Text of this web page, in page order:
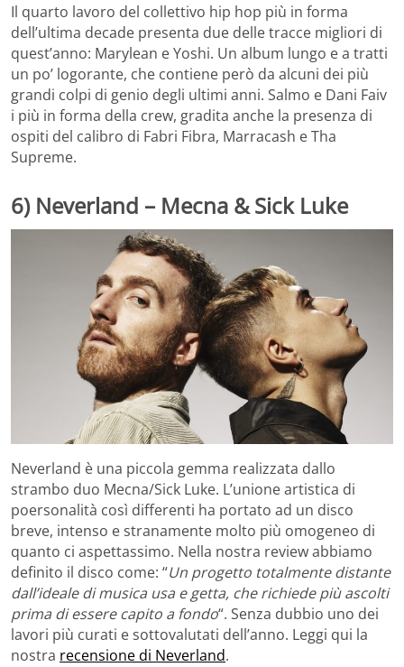
Il quarto lavoro del collettivo hip hop più in forma
dell’ultima decade presenta due delle tracce migliori di
quest’anno: Marylean e Yoshi. Un album lungo e a tratti
un po’ logorante, che contiene però da alcuni dei più
grandi colpi di genio degli ultimi anni. Salmo e Dani Faiv
i più in forma della crew, gradita anche la presenza di
ospiti del calibro di Fabri Fibra, Marracash e Tha
Supreme.
6) Neverland – Mecna & Sick Luke
Neverland è una piccola gemma realizzata dallo
strambo duo Mecna/Sick Luke. L’unione artistica di
poersonalità così differenti ha portato ad un disco
breve, intenso e stranamente molto più omogeneo di
quanto ci aspettassimo. Nella nostra review abbiamo
definito il disco come: “Un progetto totalmente distante
dall’ideale di musica usa e getta, che richiede più ascolti
prima di essere capito a fondo“. Senza dubbio uno dei
lavori più curati e sottovalutati dell’anno. Leggi qui la
nostra recensione di Neverland.